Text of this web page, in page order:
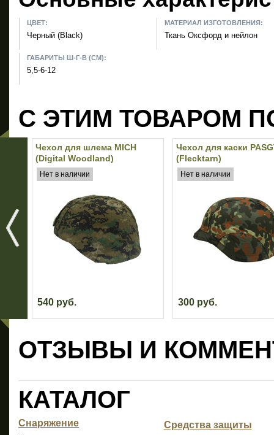
ЦВЕТ:
Черный (Black)
МАТЕРИАЛ ИЗГОТОВЛЕНИЯ:
Ткань Оксфорд и нейлон
ГАБАРИТЫ Ш-Г-В (СМ):
5,5-6-12
С ЭТИМ ТОВАРОМ
Чехол для шлема MICH
(Digital Woodland)
Нет в наличии
540 руб.
Чехол для каски
(Flecktarn)
Нет в наличии
300 руб.
ОТЗЫВЫ И
КАТАЛОГ
Снаряжение Средства защиты